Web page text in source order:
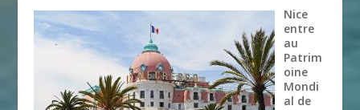
Nice
entre
au
Patrim
oine
Mondi
al de